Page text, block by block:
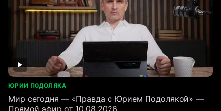
ЮРИЙ ПОДОЛЯКА
Мир сегодня — «Правда с Юрием Подолякой» —
Прямой эфир от 10.08.2026